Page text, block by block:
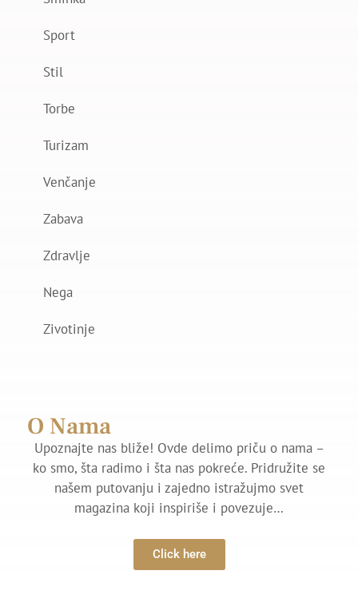
Sport
Stil
Torbe
Turizam
Venčanje
Zabava
Zdravlje
Nega
Zivotinje
O Nama
Upoznajte nas bliže! Ovde delimo priču o nama –
ko smo, šta radimo i šta nas pokreće. Pridružite se
našem putovanju i zajedno istražujmo svet
magazina koji inspiriše i povezuje…
Click here